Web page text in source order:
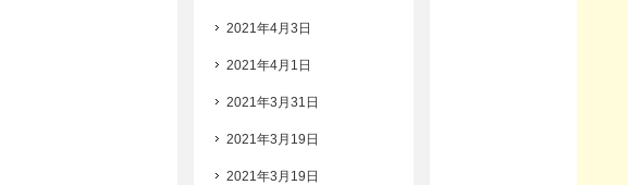
2021年4月3日
2021年4月1日
2021年3月31日
2021年3月19日
2021年3月19日